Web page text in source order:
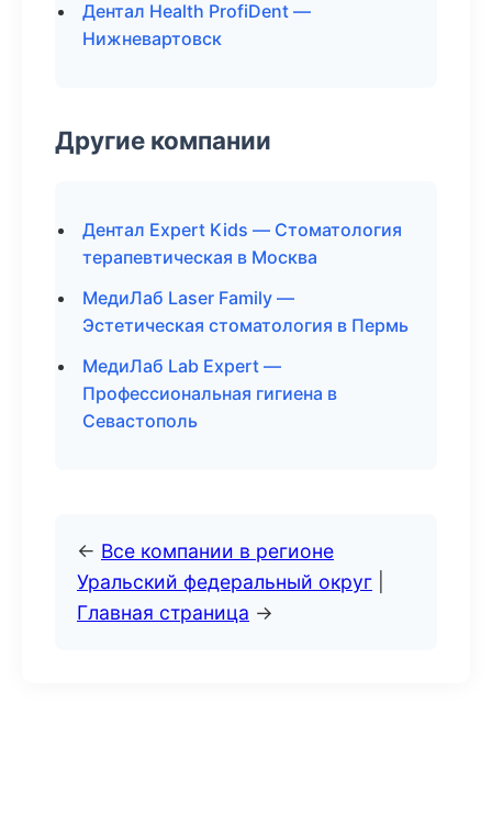
Дентал Health ProfiDent —
Нижневартовск
Другие компании
Дентал Expert Kids — Стоматология
терапевтическая в Москва
МедиЛаб Laser Family —
Эстетическая стоматология в Пермь
МедиЛаб Lab Expert —
Профессиональная гигиена в
Севастополь
← Все компании в регионе
Уральский федеральный округ
Главная страница →